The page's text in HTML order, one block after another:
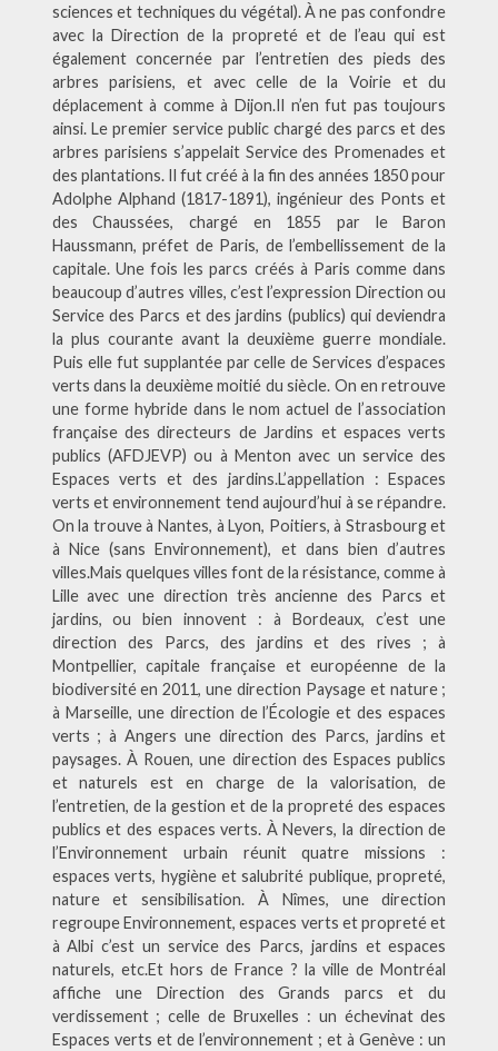
sciences et techniques du végétal). À ne pas confondre
avec la Direction de la propreté et de l’eau qui est
également concernée par l’entretien des pieds des
arbres parisiens, et avec celle de la Voirie et du
déplacement à comme à Dijon.Il n’en fut pas toujours
ainsi. Le premier service public chargé des parcs et des
arbres parisiens s’appelait Service des Promenades et
des plantations. Il fut créé à la fin des années 1850 pour
Adolphe Alphand (1817-1891), ingénieur des Ponts et
des Chaussées, chargé en 1855 par le Baron
Haussmann, préfet de Paris, de l’embellissement de la
capitale. Une fois les parcs créés à Paris comme dans
beaucoup d’autres villes, c’est l’expression Direction ou
Service des Parcs et des jardins (publics) qui deviendra
la plus courante avant la deuxième guerre mondiale.
Puis elle fut supplantée par celle de Services d’espaces
verts dans la deuxième moitié du siècle. On en retrouve
une forme hybride dans le nom actuel de l’association
française des directeurs de Jardins et espaces verts
publics (AFDJEVP) ou à Menton avec un service des
Espaces verts et des jardins.L’appellation : Espaces
verts et environnement tend aujourd’hui à se répandre.
On la trouve à Nantes, à Lyon, Poitiers, à Strasbourg et
à Nice (sans Environnement), et dans bien d’autres
villes.Mais quelques villes font de la résistance, comme à
Lille avec une direction très ancienne des Parcs et
jardins, ou bien innovent : à Bordeaux, c’est une
direction des Parcs, des jardins et des rives ; à
Montpellier, capitale française et européenne de la
biodiversité en 2011, une direction Paysage et nature ;
à Marseille, une direction de l’Écologie et des espaces
verts ; à Angers une direction des Parcs, jardins et
paysages. À Rouen, une direction des Espaces publics
et naturels est en charge de la valorisation, de
l’entretien, de la gestion et de la propreté des espaces
publics et des espaces verts. À Nevers, la direction de
l’Environnement urbain réunit quatre missions :
espaces verts, hygiène et salubrité publique, propreté,
nature et sensibilisation. À Nîmes, une direction
regroupe Environnement, espaces verts et propreté et
à Albi c’est un service des Parcs, jardins et espaces
naturels, etc.Et hors de France ? la ville de Montréal
affiche une Direction des Grands parcs et du
verdissement ; celle de Bruxelles : un échevinat des
Espaces verts et de l’environnement ; et à Genève : un